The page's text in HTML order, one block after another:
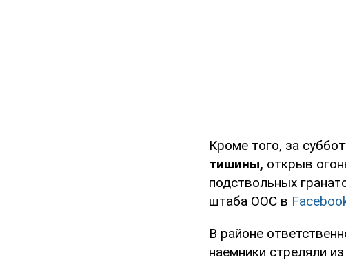
Кроме того, за
тишины, открыв
подствольных
штаба ООС в
В районе
наемники стреляли